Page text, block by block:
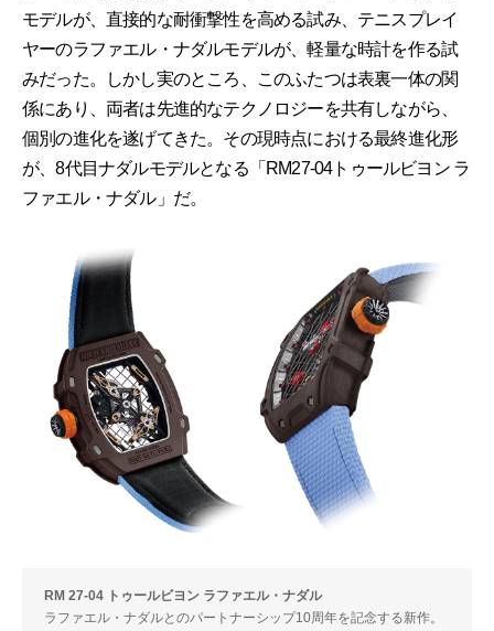
モデルが、直接的な耐衝撃性を高める試み、テニスプレイ
ヤーのラファエル・ナダルモデルが、軽量な時計を作る試
みだった。しかし実のところ、このふたつは表裏一体の関
係にあり、両者は先進的なテクノロジーを共有しながら、
個別の進化を遂げてきた。その現時点における最終進化形
が、8代目ナダルモデルとなる「RM27-04トゥールビヨン ラ
ファエル・ナダル」だ。
RM 27-04 トゥールビヨン ラファエル・ナダル
ラファエル・ナダルとのパートナーシップ10周年を記念する新作。